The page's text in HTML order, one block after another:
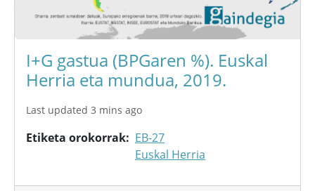
I+G gastua (BPGaren %). Euskal
Herria eta mundua, 2019.
Last updated 3 mins ago
Etiketa orokorrak
EB-27
Euskal Herria